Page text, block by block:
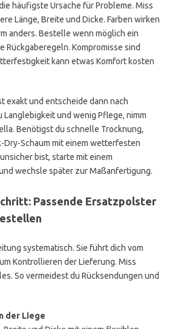
häufigste Ursache für Probleme. Miss
Länge, Breite und Dicke. Farben wirken
anders. Bestelle wenn möglich ein
Rückgaberegeln. Kompromisse sind
kann etwas Komfort kosten
exakt und entscheide dann nach
Langlebigkeit und wenig Pflege, nimm
Benötigst du schnelle Trocknung,
Dry-Schaum mit einem wetterfesten
bist, starte mit einem
wechsle später zur Maßanfertigung.
Passende Ersatzpolster
systematisch. Sie führt dich vom
Kontrollieren der Lieferung. Miss
So vermeidest du Rücksendungen und
der Liege